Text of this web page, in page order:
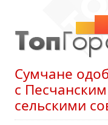
Сумчане
с
сельскими